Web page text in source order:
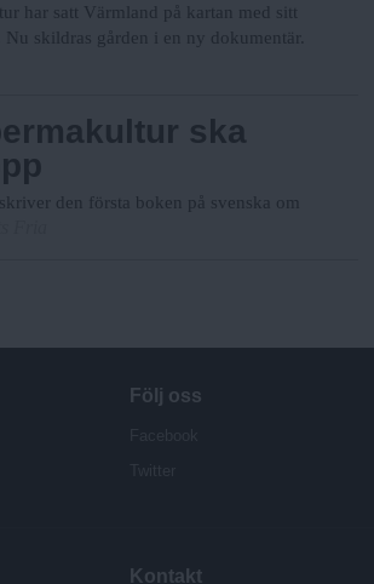
har satt Värmland på kartan med sitt
Nu skildras gården i en ny dokumentär.
ska
den första boken på svenska om
Följ oss
Kontakt